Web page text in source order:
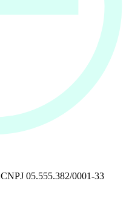
CNPJ 05.555.382/0001-33